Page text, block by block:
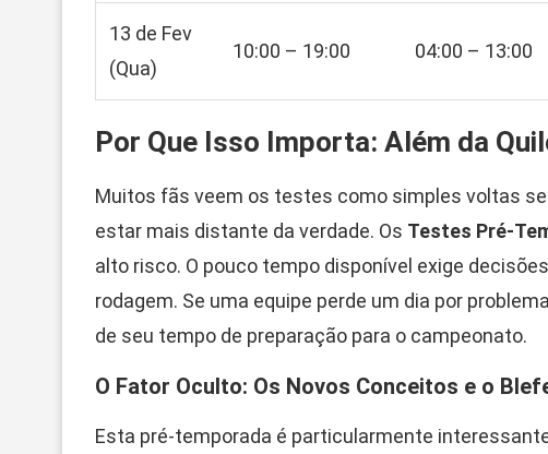
13 de Fev
(Qua)
10:00 – 19:00 04:00 – 13:00
Por Que Isso Importa: Além da
Muitos fãs veem os testes como simples voltas
estar mais distante da verdade. Os Testes Pré-
alto risco. O pouco tempo disponível exige
rodagem. Se uma equipe perde um dia por
de seu tempo de preparação para o campeonato.
O Fator Oculto: Os Novos Conceitos e o
Esta pré-temporada é particularmente